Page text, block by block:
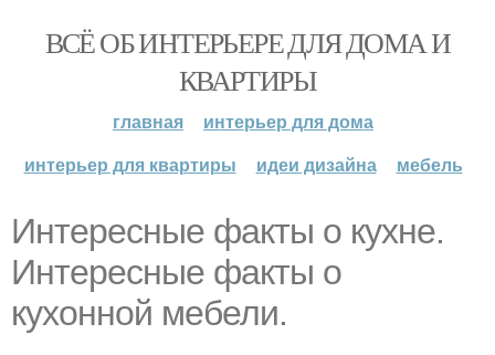
ВСЁ ОБ ИНТЕРЬЕРЕ ДЛЯ ДОМА И
КВАРТИРЫ
главная
интерьер для дома
интерьер для квартиры
идеи дизайна мебель
Интересные факты о кухне.
Интересные факты о
кухонной мебели.